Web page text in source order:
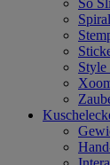
So
Style